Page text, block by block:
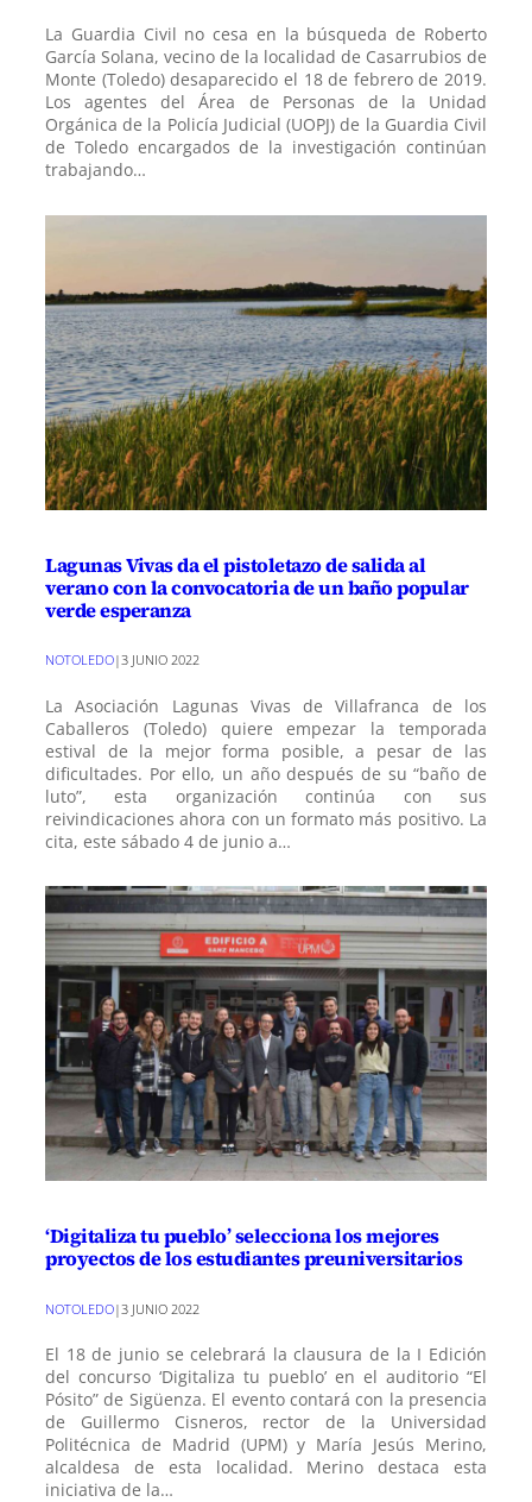
La Guardia Civil no cesa en la búsqueda de Roberto
García Solana, vecino de la localidad de Casarrubios de
Monte (Toledo) desaparecido el 18 de febrero de 2019.
Los agentes del Área de Personas de la Unidad
Orgánica de la Policía Judicial (UOPJ) de la Guardia Civil
de Toledo encargados de la investigación continúan
trabajando…
Lagunas Vivas da el pistoletazo de salida al
verano con la convocatoria de un baño popular
verde esperanza
NOTOLEDO|3 JUNIO 2022
La Asociación Lagunas Vivas de Villafranca de los
Caballeros (Toledo) quiere empezar la temporada
estival de la mejor forma posible, a pesar de las
dificultades. Por ello, un año después de su “baño de
luto”, esta organización continúa con sus
reivindicaciones ahora con un formato más positivo. La
cita, este sábado 4 de junio a…
‘Digitaliza tu pueblo’ selecciona los mejores
proyectos de los estudiantes preuniversitarios
NOTOLEDO|3 JUNIO 2022
El 18 de junio se celebrará la clausura de la I Edición
del concurso ‘Digitaliza tu pueblo’ en el auditorio “El
Pósito” de Sigüenza. El evento contará con la presencia
de Guillermo Cisneros, rector de la Universidad
Politécnica de Madrid (UPM) y María Jesús Merino,
alcaldesa de esta localidad. Merino destaca esta
iniciativa de la…